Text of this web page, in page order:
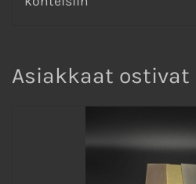
Asiakkaat ostivat